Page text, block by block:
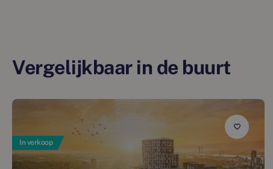
Vergelijkbaar in de buurt
In verkoop